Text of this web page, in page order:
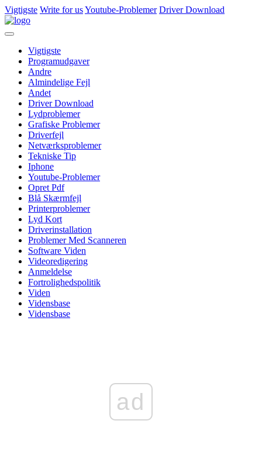
Vigtigste Write for usYoutube-Problemer Driver Download
Vigtigste
Programudgaver
Andre
Almindelige Fejl
Andet
Driver Download
Lydproblemer
Grafiske Problemer
Driverfejl
Netværksproblemer
Tekniske Tip
Iphone
Youtube-Problemer
Opret Pdf
Blå Skærmfejl
Printerproblemer
Lyd Kort
Driverinstallation
Problemer Med Scanneren
Software Viden
Videoredigering
Anmeldelse
Fortrolighedspolitik
Viden
Vidensbase
Vidensbase
ad